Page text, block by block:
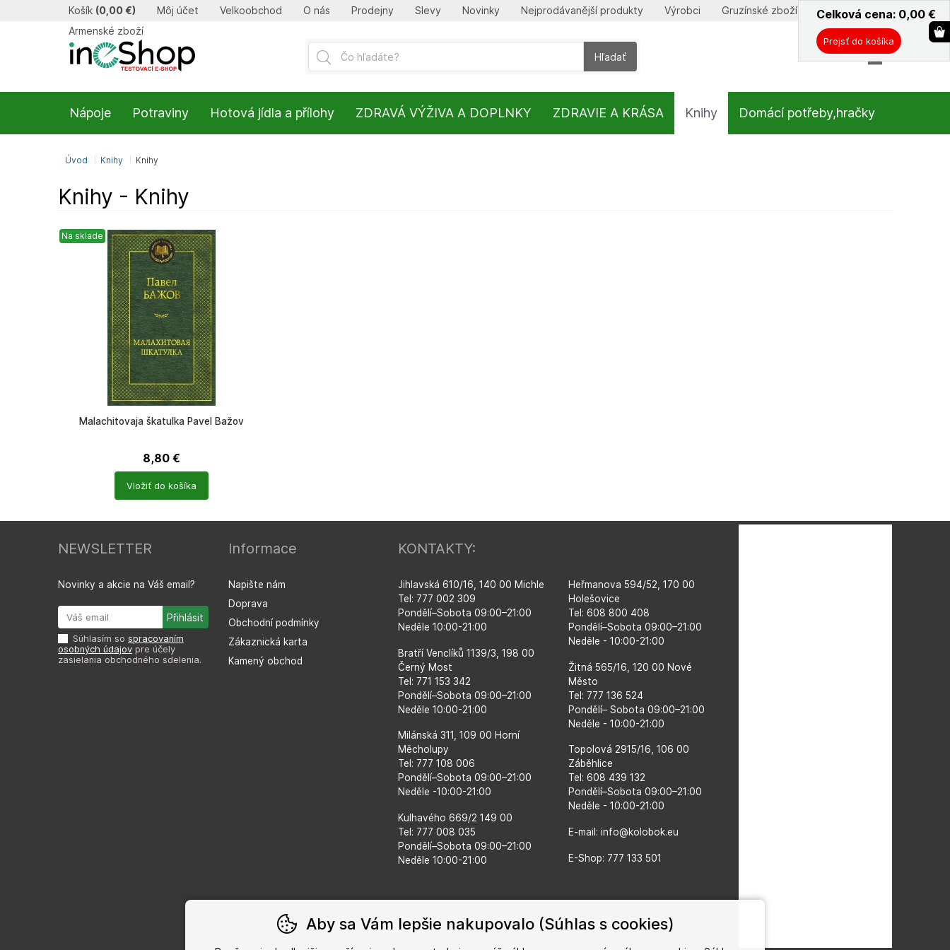
Knihy - Knihy
Na sklade
Malachitovaja škatulka Pavel Bažov
8,80 €
Vložiť do košíka
Hľadať
ˇ
Celková cena: 0,00 €
Prejsť do košíka
Košík (0,00 €) Môj účet Velkoobchod O nás Prodejny Slevy Novinky Nejprodávanější produkty Výrobci
Gruzínské zboží
Armenské zboží
Úvod Knihy Knihy
Nápoje Potraviny Hotová jídla a přílohy ZDRAVÁ VÝŽIVA A DOPLNKY ZDRAVIE A KRÁSA Knihy Domácí potřeby,hračky
NEWSLETTER
Novinky a akcie na Váš email?
Súhlasím so spracovaním
osobných údajov pre účely
zasielania obchodného sdelenia.
Informace
Napište nám
Doprava
Obchodní podmínky
Zákaznická karta
Kamený obchod
KONTAKTY:
Jihlavská 610/16, 140 00 Michle
Tel: 777 002 309
Pondělí–​Sobota 09:00–​21:00
Neděle 10:00-21:00
Bratří Venclíků 1139/3, 198 00
Černý Most
Tel: 771 153 342
Pondělí–​Sobota 09:00–​21:00
Neděle 10:00-21:00
Milánská 311, 109 00 Horní
Měcholupy
Tel: 777 108 006
Pondělí–​Sobota 09:00–​21:00
Neděle -10:00-21:00
Kulhavého 669/2 149 00
Tel: 777 008 035
Pondělí–​Sobota 09:00–​21:00
Neděle 10:00-21:00
Heřmanova 594/52, 170 00
Holešovice
Tel: 608 800 408
Pondělí–​Sobota 09:00–​21:00
Neděle - 10:00-21:00
Žitná 565/16, 120 00 Nové
Město
Tel: 777 136 524
Pondělí– Sobota 09:00–21:00
Neděle - 10:00-21:00
Topolová 2915/16, 106 00
Záběhlice
Tel: 608 439 132
Pondělí–​Sobota 09:00–​21:00
Neděle - 10:00-21:00
E-mail: info@kolobok.eu
E-Shop: 777 133 501
Aby sa Vám lepšie nakupovalo (Súhlas s cookies)